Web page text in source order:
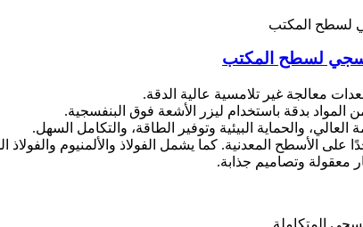
لسطح المكتب
الأسطح المعدنية. كما يشمل الفولاذ والألمنيوم
معقولة وتصاميم جذابة.